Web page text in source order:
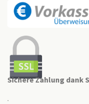
Sichere Zahlung dank
.